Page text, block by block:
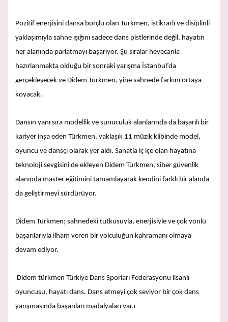
Pozitif enerjisini dansa borçlu olan Türkmen, istikrarlı ve disiplinli
yaklaşımıyla sahne ışığını sadece dans pistlerinde değil, hayatın
her alanında parlatmayı başarıyor. Şu sıralar heyecanla
hazırlanmakta olduğu bir sonraki yarışma İstanbul’da
gerçekleşecek ve Didem Türkmen, yine sahnede farkını ortaya
koyacak.
Dansın yanı sıra modellik ve sunuculuk alanlarında da başarılı bir
kariyer inşa eden Türkmen, yaklaşık 11 müzik klibinde model,
oyuncu ve dansçı olarak yer aldı. Sanatla iç içe olan hayatına
teknoloji sevgisini de ekleyen Didem Türkmen, siber güvenlik
alanında master eğitimini tamamlayarak kendini farklı bir alanda
da geliştirmeyi sürdürüyor.
Didem Türkmen; sahnedeki tutkusuyla, enerjisiyle ve çok yönlü
başarılarıyla ilham veren bir yolculuğun kahramanı olmaya
devam ediyor.
Didem türkmen Türkiye Dans Sporları Federasyonu lisanlı
oyuncusu, hayatı dans. Dans etmeyi çok seviyor bir çok dans
yarışmasında başarıları madalyaları var.ı